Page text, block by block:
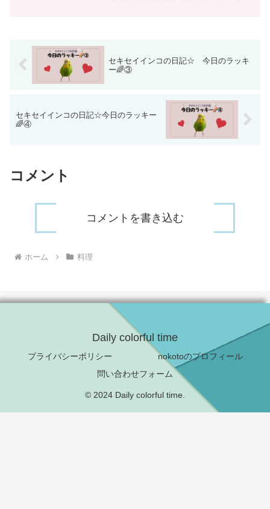
セキセイインコの日記☆ 今日のラッキ
ー🌈③
セキセイインコの日記☆今日のラッキー
🌈④
コメント
コメントを書き込む
ホーム 料理
Daily colorful time
プライバシーポリシー
nokotoのプロフィール
問い合わせフォーム
© 2024 Daily colorful time.